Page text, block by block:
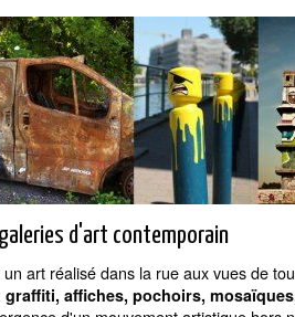
d'art contemporain
art réalisé dans la rue aux vues de
graffiti, affiches, pochoirs,